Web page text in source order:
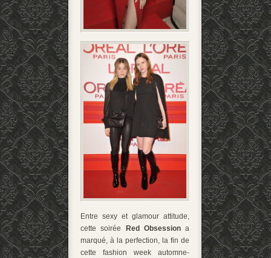
Entre sexy et glamour attitude,
cette soirée
Red Obsessiona
marqué, à la perfection, la fin de
cette fashion week automne-